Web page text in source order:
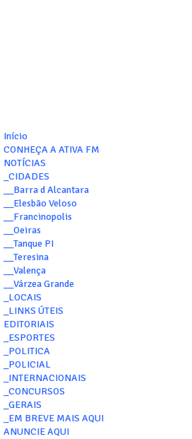
Início
CONHEÇA A ATIVA FM
NOTÍCIAS
_CIDADES
__Barra d Alcantara
__Elesbão Veloso
__Francinopolis
__Oeiras
__Tanque PI
__Teresina
__Valença
__Várzea Grande
_LOCAIS
_LINKS ÚTEIS
EDITORIAIS
_ESPORTES
_POLITICA
_POLICIAL
_INTERNACIONAIS
_CONCURSOS
_GERAIS
_EM BREVE MAIS AQUI
ANUNCIE AQUI